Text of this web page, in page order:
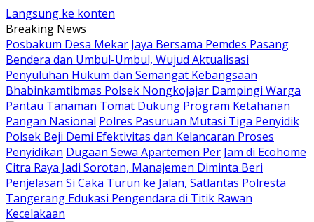
Langsung ke konten
Breaking News
Posbakum Desa Mekar Jaya Bersama Pemdes Pasang
Bendera dan Umbul-Umbul, Wujud Aktualisasi
Penyuluhan Hukum dan Semangat Kebangsaan
Bhabinkamtibmas Polsek Nongkojajar Dampingi Warga
Pantau Tanaman Tomat Dukung Program Ketahanan
Pangan Nasional Polres Pasuruan Mutasi Tiga Penyidik
Polsek Beji Demi Efektivitas dan Kelancaran Proses
Penyidikan Dugaan Sewa Apartemen Per Jam di Ecohome
Citra Raya Jadi Sorotan, Manajemen Diminta Beri
Penjelasan Si Caka Turun ke Jalan, Satlantas Polresta
Tangerang Edukasi Pengendara di Titik Rawan
Kecelakaan